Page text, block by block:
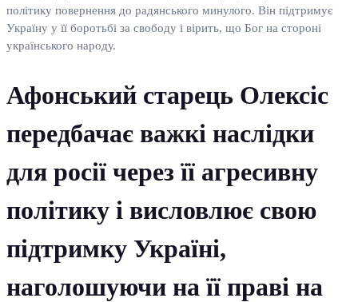
політику повернення до радянського минулого. Він підтримує
Україну у її боротьбі за свободу і вірить, що Бог на стороні
українського народу.
Афонський старець Олексіс
передбачає важкі наслідки
для росії через її агресивну
політику і висловлює свою
підтримку Україні,
наголошуючи на її праві на